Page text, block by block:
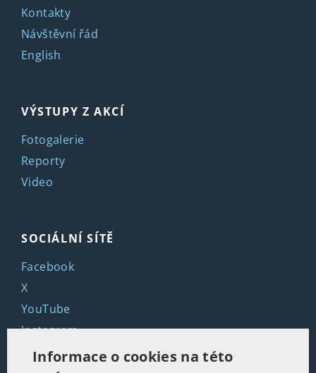
Kontakty
Návštěvní řád
English
VÝSTUPY Z AKCÍ
Fotogalerie
Reporty
Video
SOCIÁLNÍ SÍTĚ
Facebook
X
YouTube
Instagram
LinkedIn
Informace o cookies na této